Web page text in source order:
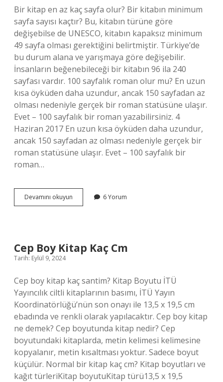
Bir kitap en az kaç sayfa olur? Bir kitabın minimum
sayfa sayısı kaçtır? Bu, kitabın türüne göre
değişebilse de UNESCO, kitabın kapaksız minimum
49 sayfa olması gerektiğini belirtmiştir. Türkiye’de
bu durum alana ve yarışmaya göre değişebilir.
İnsanların beğenebileceği bir kitabın 96 ila 240
sayfası vardır. 100 sayfalık roman olur mu? En uzun
kısa öyküden daha uzundur, ancak 150 sayfadan az
olması nedeniyle gerçek bir roman statüsüne ulaşır.
Evet – 100 sayfalık bir roman yazabilirsiniz. 4
Haziran 2017 En uzun kısa öyküden daha uzundur,
ancak 150 sayfadan az olması nedeniyle gerçek bir
roman statüsüne ulaşır. Evet – 100 sayfalık bir
roman…
Devamını okuyun
Roman
Olmalı
6 Yorum
Cep Boy Kitap Kaç Cm
Tarih: Eylül 9, 2024
Cep boy kitap kaç santim? Kitap Boyutu İTÜ
Yayıncılık ciltli kitaplarının basımı, İTÜ Yayın
Koordinatörlüğü’nün son onayı ile 13,5 x 19,5 cm
ebadında ve renkli olarak yapılacaktır. Cep boy kitap
ne demek? Cep boyutunda kitap nedir? Cep
boyutundaki kitaplarda, metin kelimesi kelimesine
kopyalanır, metin kısaltması yoktur. Sadece boyut
küçülür. Normal bir kitap kaç cm? Kitap boyutları ve
kağıt türleriKitap boyutuKitap türü13,5 x 19,5